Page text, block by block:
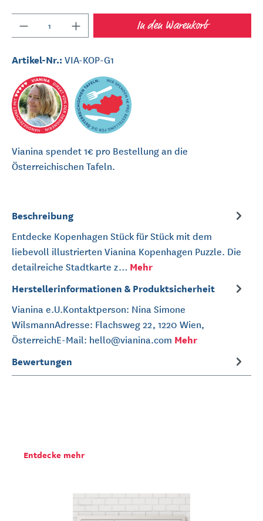
In den Warenkorb
Artikel-Nr.:VIA-KOP-G1
Vianina spendet 1€ pro Bestellung an die
Österreichischen Tafeln.
Beschreibung
Entdecke Kopenhagen Stück für Stück mit dem
liebevoll illustrierten Vianina Kopenhagen Puzzle. Die
detailreiche Stadtkarte z… Mehr
Herstellerinformationen & Produktsicherheit
Vianina e.U.Kontaktperson: Nina Simone
WilsmannAdresse: Flachsweg 22, 1220 Wien,
ÖsterreichE-Mail: hello@vianina.com Mehr
Bewertungen
Entdecke mehr